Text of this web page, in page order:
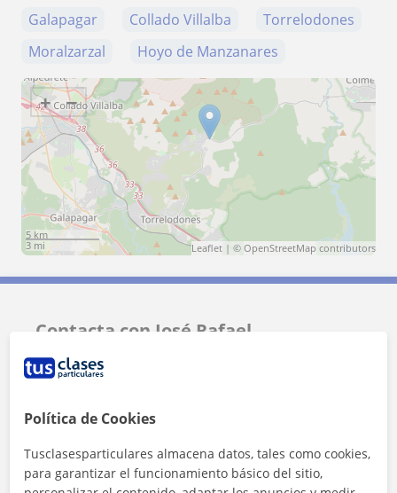
Galapagar
Collado Villalba
Torrelodones
Moralzarzal
Hoyo de Manzanares
+ −
5 km
3 mi
Leaflet | © OpenStreetMap contributors
Contacta con José Rafael
Tarifa
1ª clase gratis
Política de Cookies
Tusclasesparticulares almacena datos, tales como cookies,
para garantizar el funcionamiento básico del sitio,